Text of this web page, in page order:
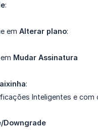
:
em Alterar plano:
Mudar Assinatura
:
Inteligentes e
Downgrade